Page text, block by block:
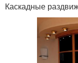
Каскадные